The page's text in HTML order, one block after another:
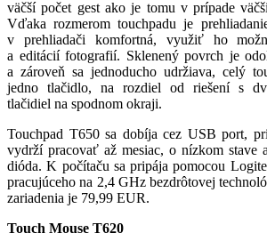
väčší počet gest ako je tomu v prípade
Vďaka rozmerom touchpadu je
v prehliadači komfortná, využiť ho
a editácií fotografií. Sklenený povrch je
a zároveň sa jednoducho udržiava, celý
jedno tlačidlo, na rozdiel od riešení s
tlačidiel na spodnom okraji.
Touchpad T650 sa dobíja cez USB port,
vydrží pracovať až mesiac, o nízkom stave
dióda. K počítaču sa pripája pomocou
pracujúceho na 2,4 GHz bezdrôtovej
zariadenia je 79,99 EUR.
Touch Mouse T620